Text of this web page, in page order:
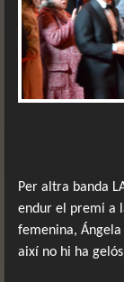
Per altra banda
endur el premi a
femenina, Ángela
així no hi ha